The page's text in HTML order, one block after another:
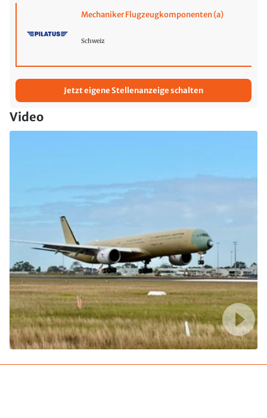
Mechaniker Flugzeugkomponenten (a)
Schweiz
Jetzt eigene Stellenanzeige schalten
Video